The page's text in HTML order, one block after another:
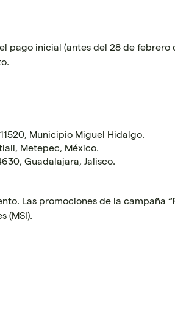
inicial (antes del 28 de
Municipio Miguel Hidalgo.
Metepec, México.
Guadalajara, Jalisco.
Las promociones de la campaña
(MSI).